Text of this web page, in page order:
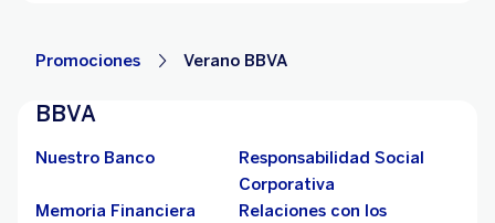
Promociones Verano BBVA
BBVA
Nuestro Banco
Responsabilidad Social
Corporativa
Memoria Financiera
Relaciones con los